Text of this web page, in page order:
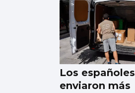
Los españoles
enviaron más